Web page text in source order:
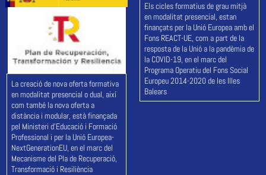
La creació de nova oferta formativa
en modalitat presencial o dual, així
com també la nova oferta a
distància i modular, està finançada
pel Ministeri d'Educació i Formació
Professional i per la Unió Europea-
NextGenerationEU, en el marc del
Mecanisme del Pla de Recuperació,
Transformació i Resiliència
Els cicles formatius de grau mitjà
en modalitat presencial, estan
finançats per la Unió Europea amb el
Fons REACT-UE, com a part de la
resposta de la Unió a la pandèmia de
la COVID-19, en el marc del
Programa Operatiu del Fons Social
Europeu 2014-2020 de les Illes
Balears